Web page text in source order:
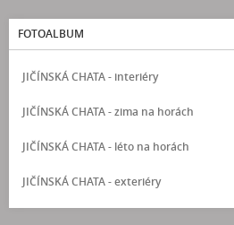
FOTOALBUM
JIČÍNSKÁ CHATA - interiéry
JIČÍNSKÁ CHATA - zima na horách
JIČÍNSKÁ CHATA - léto na horách
JIČÍNSKÁ CHATA - exteriéry